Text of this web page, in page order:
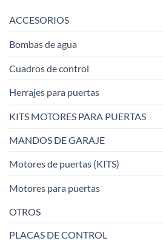
ACCESORIOS
Bombas de agua
Cuadros de control
Herrajes para puertas
KITS MOTORES PARA PUERTAS
MANDOS DE GARAJE
Motores de puertas (KITS)
Motores para puertas
OTROS
PLACAS DE CONTROL